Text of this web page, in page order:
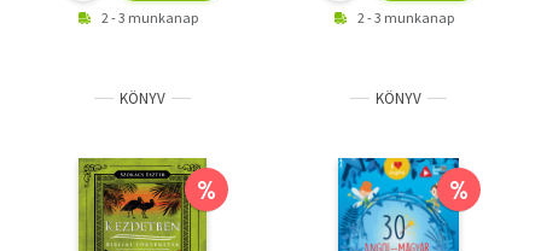
2 - 3 munkanap 2 - 3 munkanap
KÖNYV
%
KÖNYV
%